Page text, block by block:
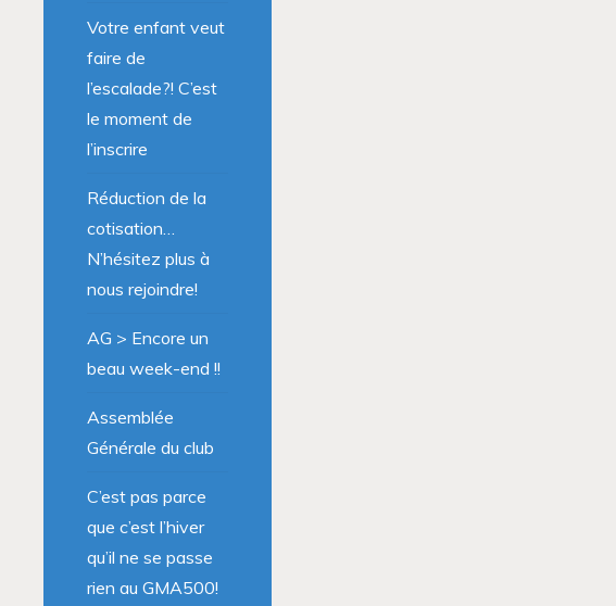
Votre enfant veut
faire de
l’escalade?! C’est
le moment de
l’inscrire
Réduction de la
cotisation…
N’hésitez plus à
nous rejoindre!
AG > Encore un
beau week-end !!
Assemblée
Générale du club
C’est pas parce
que c’est l’hiver
qu’il ne se passe
rien au GMA500!